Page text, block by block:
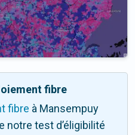
fibre
fibre à Mansempuy
notre test d’éligibilité